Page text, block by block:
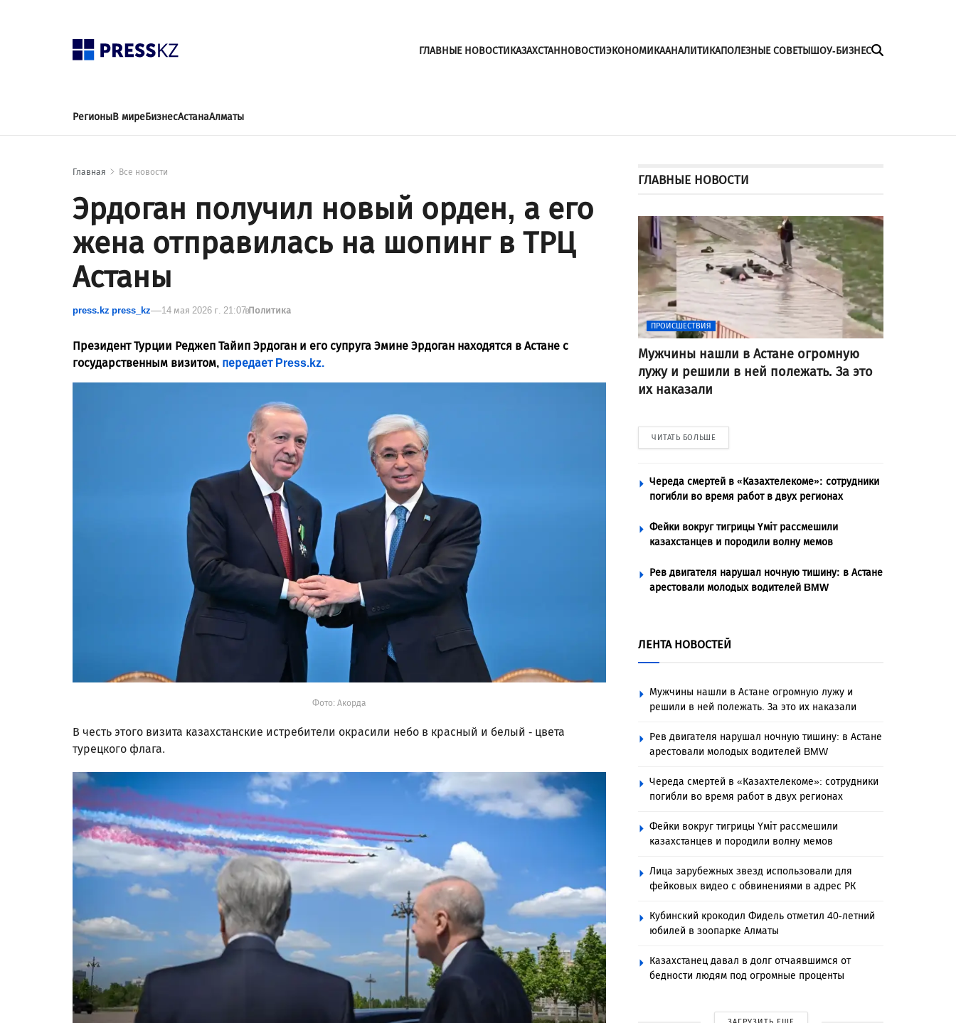
ГЛАВНЫЕ НОВОСТИКАЗАХСТАННОВОСТИЭКОНОМИКААНАЛИТИКАПОЛЕЗНЫЕ СОВЕТЫШОУ-БИЗНЕС
РегионыВ миреБизнесАстанаАлматы
Главная Все новости
Эрдоган получил новый орден, а его
жена отправилась на шопинг в ТРЦ
Астаны
press.kz press_kz 14 мая 2026 г. 21:07вПолитика
Президент Турции Реджеп Тайип Эрдоган и его супруга Эмине Эрдоган находятся в Астане с
государственным визитом, передает Press.kz.
Фото: Акорда
В честь этого визита казахстанские истребители окрасили небо в красный и белый - цвета
турецкого флага.
ГЛАВНЫЕ НОВОСТИ
ПРОИСШЕСТВИЯ
Мужчины нашли в Астане огромную
лужу и решили в ней полежать. За это
их наказали
ЧИТАТЬ БОЛЬШЕ
Череда смертей в «Казахтелекоме»: сотрудники
погибли во время работ в двух регионах
Фейки вокруг тигрицы Үміт рассмешили
казахстанцев и породили волну мемов
Рев двигателя нарушал ночную тишину: в Астане
арестовали молодых водителей BMW
ЛЕНТА НОВОСТЕЙ
Мужчины нашли в Астане огромную лужу и
решили в ней полежать. За это их наказали
Рев двигателя нарушал ночную тишину: в Астане
арестовали молодых водителей BMW
Череда смертей в «Казахтелекоме»: сотрудники
погибли во время работ в двух регионах
Фейки вокруг тигрицы Үміт рассмешили
казахстанцев и породили волну мемов
Лица зарубежных звезд использовали для
фейковых видео с обвинениями в адрес РК
Кубинский крокодил Фидель отметил 40-летний
юбилей в зоопарке Алматы
Казахстанец давал в долг отчаявшимся от
бедности людям под огромные проценты